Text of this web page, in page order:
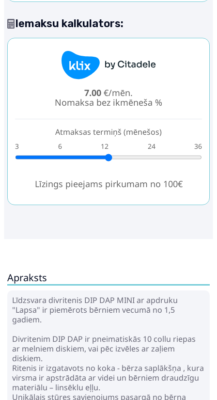
Iemaksu kalkulators:
7.00 €/mēn.
Nomaksa bez ikmēneša %
Atmaksas termiņš (mēnešos)
3 6 12 24 36
Līzings pieejams pirkumam no 100€
Apraksts
Līdzsvara divritenis DIP DAP MINI ar apdruku
"Lapsa" ir piemērots bērniem vecumā no 1,5
gadiem.
Divritenim DIP DAP ir pneimatiskās 10 collu riepas
ar melniem diskiem, vai pēc izvēles ar zaļiem
diskiem.
Ritenis ir izgatavots no koka - bērza saplākšņa , kura
virsma ir apstrādāta ar videi un bērniem draudzīgu
materiālu – linsēklu eļļu.
Unikālais stūres savienojums pasargā no bērna